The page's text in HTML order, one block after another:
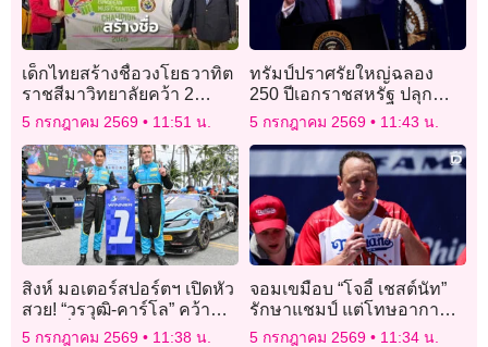
เด็กไทยสร้างชื่อวงโยธวาทิต
ราชสีมาวิทยาลัยคว้า 2
แชมป์ ในการประกวดดนตรี
นานาชาติที่เยอรมนี
5 กรกฎาคม 2569 11:51 น.
ทรัมป์ปราศรัยใหญ่ฉลอง
250 ปีเอกราชสหรัฐ ปลุก
กระแสความรักชาติ
5 กรกฎาคม 2569 11:43 น.
สิงห์ มอเตอร์สปอร์ตฯ เปิดหัว
สวย! “วรวุฒิ-คาร์โล” คว้าชัย
GT3 ที่บางแสน
5 กรกฎาคม 2569 11:38 น.
จอมเขมือบ “โจอี้ เชสต์นัท”
รักษาแชมป์ แต่โทษอากาศ
ร้อนทำให้กินฮอตดอกได้น้อย
5 กรกฎาคม 2569 11:34 น.